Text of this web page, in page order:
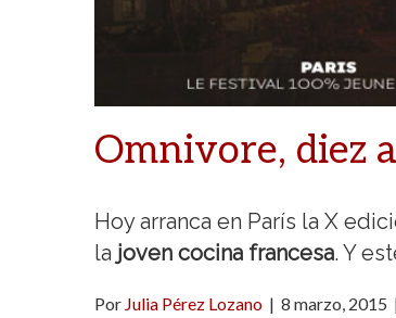
Omnivore, diez
Hoy arranca en París la X
la joven cocina francesa. Y
Por Julia Pérez Lozano | 8 marzo, 2015